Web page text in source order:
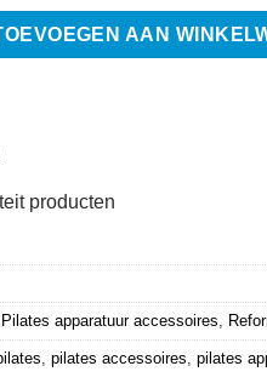
AAN
producten
Pilates apparatuur accessoires,
, pilates accessoires, pilates